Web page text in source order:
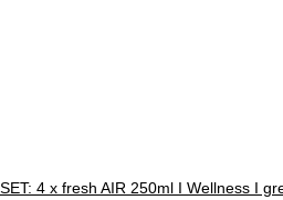
SET: 4 x fresh AIR 250ml I Wellness I